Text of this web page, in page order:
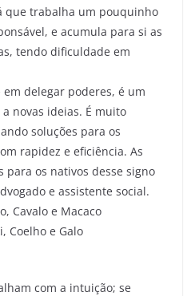
que trabalha um pouquinho
e acumula para si as
tendo dificuldade em
delegar poderes, é um
novas ideias. É muito
soluções para os
rapidez e eficiência. As
para os nativos desse signo
e assistente social.
Cavalo e Macaco
Coelho e Galo
com a intuição; se